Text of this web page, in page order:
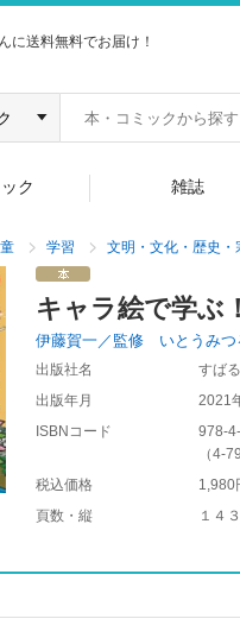
に送料無料でお届け！
ク 雑誌
学習 文明・文化・歴史・
キャラ絵で学ぶ
伊藤賀一／監修 いとうみ
出版社名
すば
出版年月
2021
ISBNコード
978-
（4-
税込価格
1,980
頁数・縦
１４